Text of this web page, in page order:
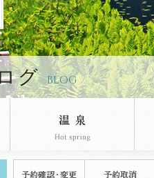
グ BLOG